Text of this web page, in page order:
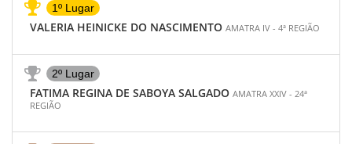
1º Lugar
VALERIA HEINICKE DO NASCIMENTO AMATRA IV - 4ª REGIÃO
2º Lugar
FATIMA REGINA DE SABOYA SALGADO AMATRA XXIV - 24ª
REGIÃO